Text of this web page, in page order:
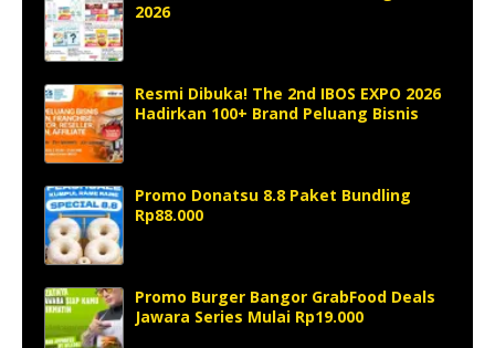
2026
Resmi Dibuka! The 2nd IBOS EXPO 2026
Hadirkan 100+ Brand Peluang Bisnis
Promo Donatsu 8.8 Paket Bundling
Rp88.000
Promo Burger Bangor GrabFood Deals
Jawara Series Mulai Rp19.000